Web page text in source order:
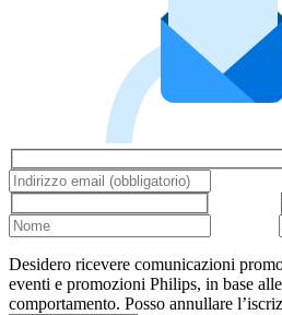
Desidero ricevere comunicazioni
eventi e promozioni Philips, in base
comportamento. Posso annullare